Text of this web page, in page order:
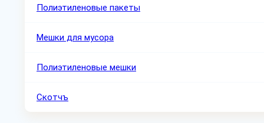
Полиэтиленовые пакеты
Мешки для мусора
Полиэтиленовые мешки
Скотчъ